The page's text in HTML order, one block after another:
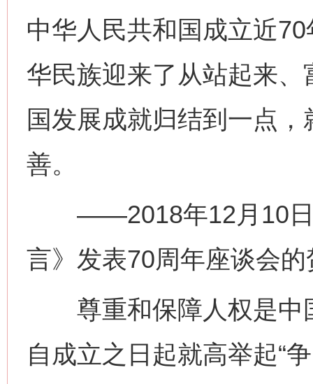
中华人民共和国成立近
华民族迎来了从站起来
国发展成就归结到一点
善。
——2018年12月10日
言》发表70周年座谈会的
尊重和保障人权是中
自成立之日起就高举起“